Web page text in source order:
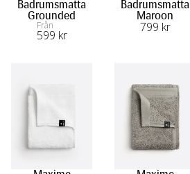
Badrumsmatta
Grounded
Från
599 kr
Badrumsmatta
Maroon
799 kr